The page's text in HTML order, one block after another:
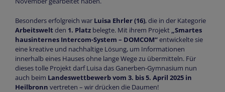
Besonders erfolgreich war Luisa Ehrler (16), die in der Kategorie
Arbeitswelt den 1. Platzbelegte. Mit ihrem Projekt „Smartes
hausinternes Intercom-System – DOMCOM“entwickelte sie
eine kreative und nachhaltige Lösung, um Informationen
innerhalb eines Hauses ohne lange Wege zu übermitteln. Für
dieses tolle Projekt darf Luisa das Ganerben-Gymnasium nun
auch beim Landeswettbewerb vom 3. bis 5. April 2025 in
Heilbronn vertreten – wir drücken die Daumen!